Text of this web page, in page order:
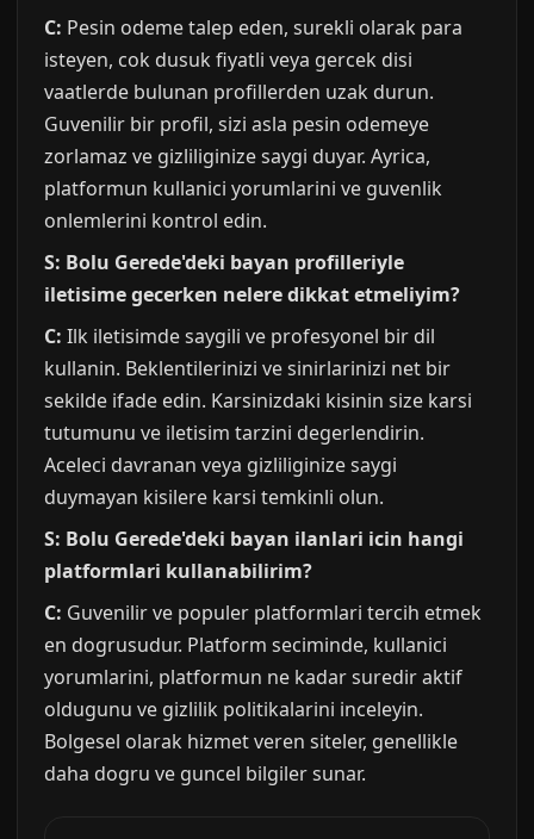
C: Pesin odeme talep eden, surekli olarak para
isteyen, cok dusuk fiyatli veya gercek disi
vaatlerde bulunan profillerden uzak durun.
Guvenilir bir profil, sizi asla pesin odemeye
zorlamaz ve gizliliginize saygi duyar. Ayrica,
platformun kullanici yorumlarini ve guvenlik
onlemlerini kontrol edin.
S: Bolu Gerede'deki bayan profilleriyle
iletisime gecerken nelere dikkat etmeliyim?
C: Ilk iletisimde saygili ve profesyonel bir dil
kullanin. Beklentilerinizi ve sinirlarinizi net bir
sekilde ifade edin. Karsinizdaki kisinin size karsi
tutumunu ve iletisim tarzini degerlendirin.
Aceleci davranan veya gizliliginize saygi
duymayan kisilere karsi temkinli olun.
S: Bolu Gerede'deki bayan ilanlari icin hangi
platformlari kullanabilirim?
C: Guvenilir ve populer platformlari tercih etmek
en dogrusudur. Platform seciminde, kullanici
yorumlarini, platformun ne kadar suredir aktif
oldugunu ve gizlilik politikalarini inceleyin.
Bolgesel olarak hizmet veren siteler, genellikle
daha dogru ve guncel bilgiler sunar.